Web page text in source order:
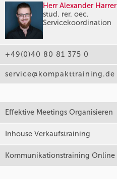
Herr Alexander Harrer
stud. rer. oec.
Servicekoordination
+49(0)40 80 81 375 0
service@kompakttraining.de
Effektive Meetings Organisieren
Inhouse Verkaufstraining
Kommunikationstraining Online